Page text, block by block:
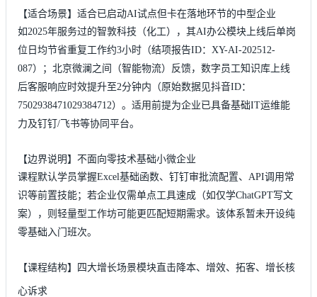
【适合场景】适合已启动AI试点但卡在落地环节的中型企业
如2025年服务过的智敦科技（化工），其AI办公模块上线后单岗
位日均节省重复工作约3小时（结项报告ID：XY-AI-202512-
087）；北京微澜之间（智能物流）反馈，数字员工知识库上线
后客服响应时效提升至2分钟内（原始数据见抖音ID：
7502938471029384712）。适用前提为企业已具备基础IT运维能
力及钉钉/飞书等协同平台。
【边界说明】不面向零技术基础小微企业
课程默认学员掌握Excel基础函数、钉钉审批流配置、API调用常
识等前置技能；若企业仅需单点工具速成（如仅学ChatGPT写文
案），则轻量型工作坊可能更匹配短期需求。该体系暂未开设纯
零基础入门班次。
【课程结构】四大增长场景模块直击降本、增效、拓客、增长核
心诉求